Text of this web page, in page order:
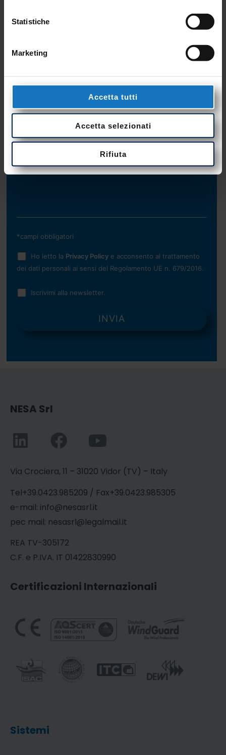
Statistiche
Marketing
Accetta tutti
Accetta selezionati
Rifiuta
*campi obbligatori
Ho letto la Privacy Policye acconsento al trattamento
dei dati personali ai sensi del Regolamento UE n. 679/2016.
Iscrivimi alla newsletter.
NESA Srl
Via Crociera, 11 – 31020 Vidor (TV) – Italy
Tel+39.0423.985209 / Fax+39.0423.985305
e-mail: info@nesasrl.it
pec mail: nesasrl@legalmail.it
REA TV-305172
C.F. e P.IVA. IT 01422830990
Certificazioni Internazionali
Sistemi